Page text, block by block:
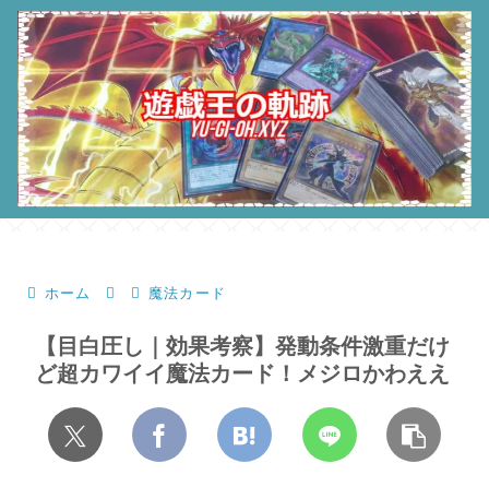
ホーム 魔法カード
【目白圧し｜効果考察】発動条件激重だけ
ど超カワイイ魔法カード！メジロかわええ